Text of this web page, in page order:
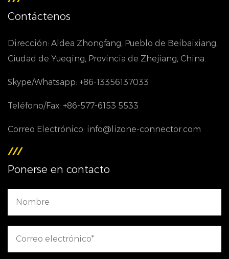
Contáctenos
Dirección: Aldea Zhongfang, Pueblo de Beibaixiang,
Ciudad de Yueqing, Provincia de Zhejiang, China.
Skype/Whatsapp: +86-13356137033
Teléfono/Fax: +86-577-6153 5533
Correo Electrónico: info@lizone-connector.com
Ponerse en contacto